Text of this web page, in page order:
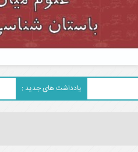
یادداشت های جدید :